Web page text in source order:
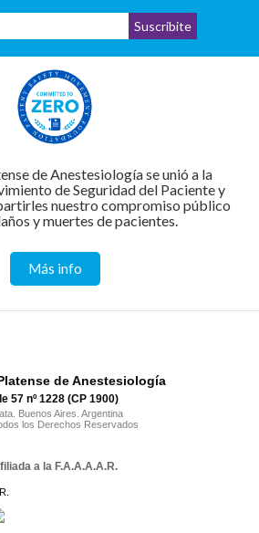
de Anestesiología se unió a la
de Seguridad del Paciente y
nuestro compromiso público
y muertes de pacientes.
Más info
de Anestesiología
57 nº 1228 (CP 1900)
Buenos Aires. Argentina
los Derechos Reservados
a la F.A.A.A.A.R.